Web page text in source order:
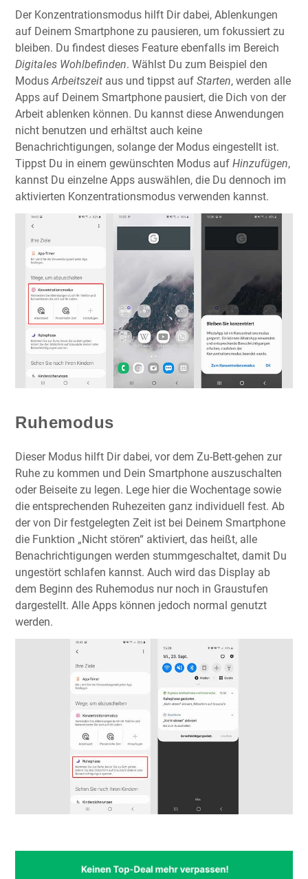
Der Konzentrationsmodus hilft Dir dabei, Ablenkungen
auf Deinem Smartphone zu pausieren, um fokussiert zu
bleiben. Du findest dieses Feature ebenfalls im Bereich
Digitales Wohlbefinden. Wählst Du zum Beispiel den
ModusArbeitszeit aus und tippst auf Starten, werden alle
Apps auf Deinem Smartphone pausiert, die Dich von der
Arbeit ablenken können. Du kannst diese Anwendungen
nicht benutzen und erhältst auch keine
Benachrichtigungen, solange der Modus eingestellt ist.
Tippst Du in einem gewünschten Modus auf Hinzufügen,
kannst Du einzelne Apps auswählen, die Du dennoch im
aktivierten Konzentrationsmodus verwenden kannst.
Ruhemodus
Dieser Modus hilft Dir dabei, vor dem Zu-Bett-gehen zur
Ruhe zu kommen und Dein Smartphone auszuschalten
oder Beiseite zu legen. Lege hier die Wochentage sowie
die entsprechenden Ruhezeiten ganz individuell fest. Ab
der von Dir festgelegten Zeit ist bei Deinem Smartphone
die Funktion „Nicht stören“ aktiviert, das heißt, alle
Benachrichtigungen werden stummgeschaltet, damit Du
ungestört schlafen kannst. Auch wird das Display ab
dem Beginn des Ruhemodus nur noch in Graustufen
dargestellt. Alle Apps können jedoch normal genutzt
werden.